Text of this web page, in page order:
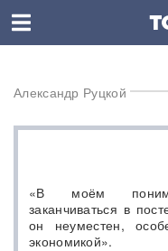
Александр Руцкой
«В моём
заканчиваться в
он неуместен,
экономикой».